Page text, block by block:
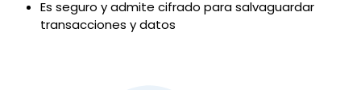
Es seguro y admite cifrado para salvaguardar
transacciones y datos